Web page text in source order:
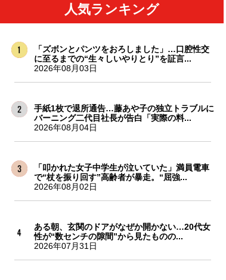
人気ランキング
「ズボンとパンツをおろしました」…口腔性交
に至るまでの“生々しいやりとり”を証言...
2026年08月03日
手紙1枚で退所通告…藤あや子の独立トラブルに
バーニング二代目社長が告白「実際の料...
2026年08月04日
「叩かれた女子中学生が泣いていた」満員電車
で“杖を振り回す”高齢者が暴走。“屈強...
2026年08月02日
ある朝、玄関のドアがなぜか開かない…20代女
性が“数センチの隙間”から見たものの...
2026年07月31日